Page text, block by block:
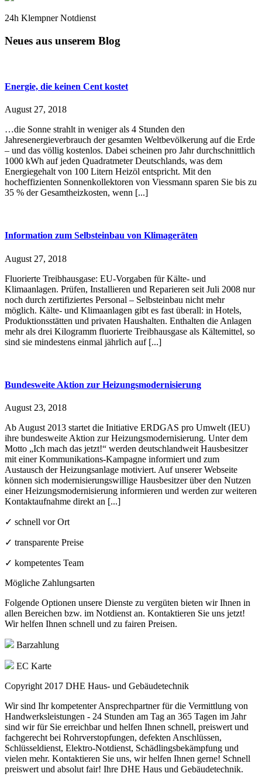
24h Klempner Notdienst
Neues aus unserem Blog
Energie, die keinen Cent kostet
August 27, 2018
…die Sonne strahlt in weniger als 4 Stunden den
Jahresenergieverbrauch der gesamten Weltbevölkerung auf die Erde
– und das völlig kostenlos. Dabei scheinen pro Jahr durchschnittlich
1000 kWh auf jeden Quadratmeter Deutschlands, was dem
Energiegehalt von 100 Litern Heizöl entspricht. Mit den
hocheffizienten Sonnenkollektoren von Viessmann sparen Sie bis zu
35 % der Gesamtheizkosten, wenn [...]
Information zum Selbsteinbau von Klimageräten
August 27, 2018
Fluorierte Treibhausgase: EU-Vorgaben für Kälte- und
Klimaanlagen. Prüfen, Installieren und Reparieren seit Juli 2008 nur
noch durch zertifiziertes Personal – Selbsteinbau nicht mehr
möglich. Kälte- und Klimaanlagen gibt es fast überall: in Hotels,
Produktionsstätten und privaten Haushalten. Enthalten die Anlagen
mehr als drei Kilogramm fluorierte Treibhausgase als Kältemittel, so
sind sie mindestens einmal jährlich auf [...]
Bundesweite Aktion zur Heizungsmodernisierung
August 23, 2018
Ab August 2013 startet die Initiative ERDGAS pro Umwelt (IEU)
ihre bundesweite Aktion zur Heizungsmodernisierung. Unter dem
Motto „Ich mach das jetzt!“ werden deutschlandweit Hausbesitzer
mit einer Kommunikations-Kampagne informiert und zum
Austausch der Heizungsanlage motiviert. Auf unserer Webseite
können sich modernisierungswillige Hausbesitzer über den Nutzen
einer Heizungsmodernisierung informieren und werden zur weiteren
Kontaktaufnahme direkt an [...]
✓ schnell vor Ort
✓ transparente Preise
✓ kompetentes Team
Mögliche Zahlungsarten
Folgende Optionen unsere Dienste zu vergüten bieten wir Ihnen in
allen Bereichen bzw. im Notdienst an. Kontaktieren Sie uns jetzt!
Wir helfen Ihnen schnell und zu fairen Preisen.
Barzahlung
EC Karte
Copyright 2017 DHE Haus- und Gebäudetechnik
Wir sind Ihr kompetenter Ansprechpartner für die Vermittlung von
Handwerksleistungen - 24 Stunden am Tag an 365 Tagen im Jahr
sind wir für Sie erreichbar und helfen Ihnen schnell, preiswert und
fachgerecht bei Rohrverstopfungen, defekten Anschlüssen,
Schlüsseldienst, Elektro-Notdienst, Schädlingsbekämpfung und
vielen mehr. Kontaktieren Sie uns, wir helfen Ihnen gerne! Schnell
preiswert und absolut fair! Ihre DHE Haus und Gebäudetechnik.